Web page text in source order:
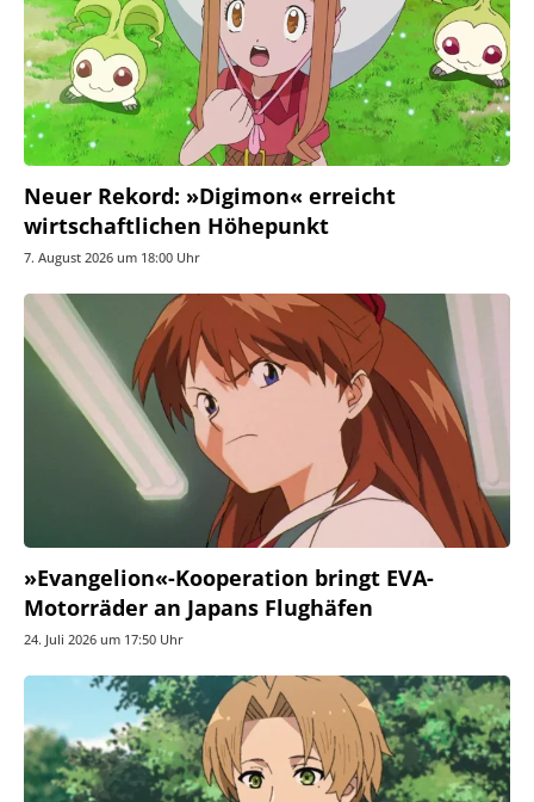
Neuer Rekord: »Digimon« erreicht
wirtschaftlichen Höhepunkt
7. August 2026 um 18:00 Uhr
»Evangelion«-Kooperation bringt EVA-
Motorräder an Japans Flughäfen
24. Juli 2026 um 17:50 Uhr